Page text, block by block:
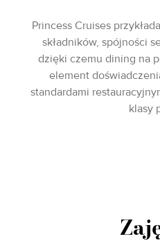
Princess Cruises
składników, spójności
dzięki czemu dining na
element
standardami
klasy